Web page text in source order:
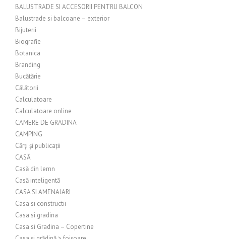
BALUSTRADE SI ACCESORII PENTRU BALCON
Balustrade si balcoane – exterior
Bijuterii
Biografie
Botanica
Branding
Bucătărie
Călătorii
Calculatoare
Calculatoare online
CAMERE DE GRADINA
CAMPING
Cărți și publicații
CASĂ
Casă din lemn
Casă inteligentă
CASA SI AMENAJARI
Casa si constructii
Casa si gradina
Casa si Gradina – Copertine